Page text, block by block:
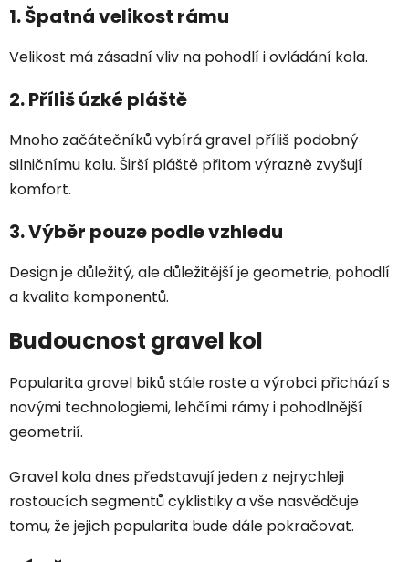
1. Špatná velikost rámu
Velikost má zásadní vliv na pohodlí i ovládání kola.
2. Příliš úzké pláště
Mnoho začátečníků vybírá gravel příliš podobný
silničnímu kolu. Širší pláště přitom výrazně zvyšují
komfort.
3. Výběr pouze podle vzhledu
Design je důležitý, ale důležitější je geometrie, pohodlí
a kvalita komponentů.
Budoucnost gravel kol
Popularita gravel biků stále roste a výrobci přichází s
novými technologiemi, lehčími rámy i pohodlnější
geometrií.
Gravel kola dnes představují jeden z nejrychleji
rostoucích segmentů cyklistiky a vše nasvědčuje
tomu, že jejich popularita bude dále pokračovat.